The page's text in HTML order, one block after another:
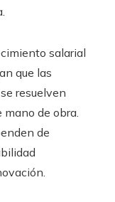
salarial
que las
resuelven
de obra.
de